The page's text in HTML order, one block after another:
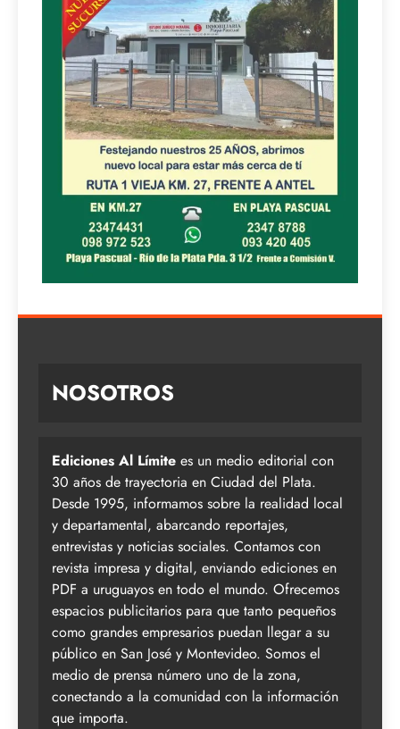
NOSOTROS
Ediciones Al Límite es un medio editorial con
30 años de trayectoria en Ciudad del Plata.
Desde 1995, informamos sobre la realidad local
y departamental, abarcando reportajes,
entrevistas y noticias sociales. Contamos con
revista impresa y digital, enviando ediciones en
PDF a uruguayos en todo el mundo. Ofrecemos
espacios publicitarios para que tanto pequeños
como grandes empresarios puedan llegar a su
público en San José y Montevideo. Somos el
medio de prensa número uno de la zona,
conectando a la comunidad con la información
que importa.